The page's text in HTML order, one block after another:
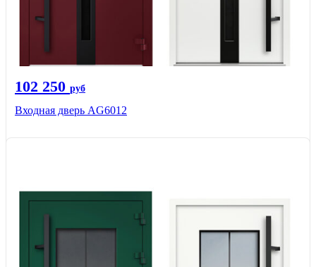
102 250 руб
Входная дверь AG6012